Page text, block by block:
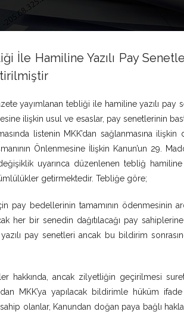
İle Hamiline Yazılı Pay
yayımlanan tebliği ile hamiline yazılı pay
ilişkin usul ve esaslar, pay senetlerinin
listenin MKK’dan sağlanmasına
Önlenmesine İlişkin Kanun’un 29.
uyarınca düzenlenen tebliğ hamiline
getirmektedir. Tebliğe göre;
pay bedellerinin tamamının ödenmesinin
her bir senedin dağıtılacağı pay
pay senetleri ancak bu bildirim
hakkında, ancak zilyetliğin geçirilmesi
MKK’ya yapılacak bildirimle hüküm ifade
olanlar, Kanundan doğan paya bağlı